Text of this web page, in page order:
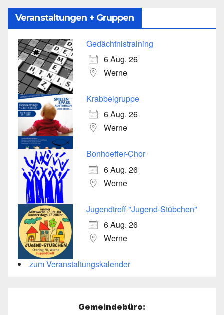
Veranstaltungen + Gruppen
Gedächtnistraining
6 Aug. 26
Werne
Krabbelgruppe
6 Aug. 26
Werne
Bonhoeffer-Chor
6 Aug. 26
Werne
Jugendtreff "Jugend-Stübchen"
6 Aug. 26
Werne
zum Veranstaltungskalender
Gemeindebüro: